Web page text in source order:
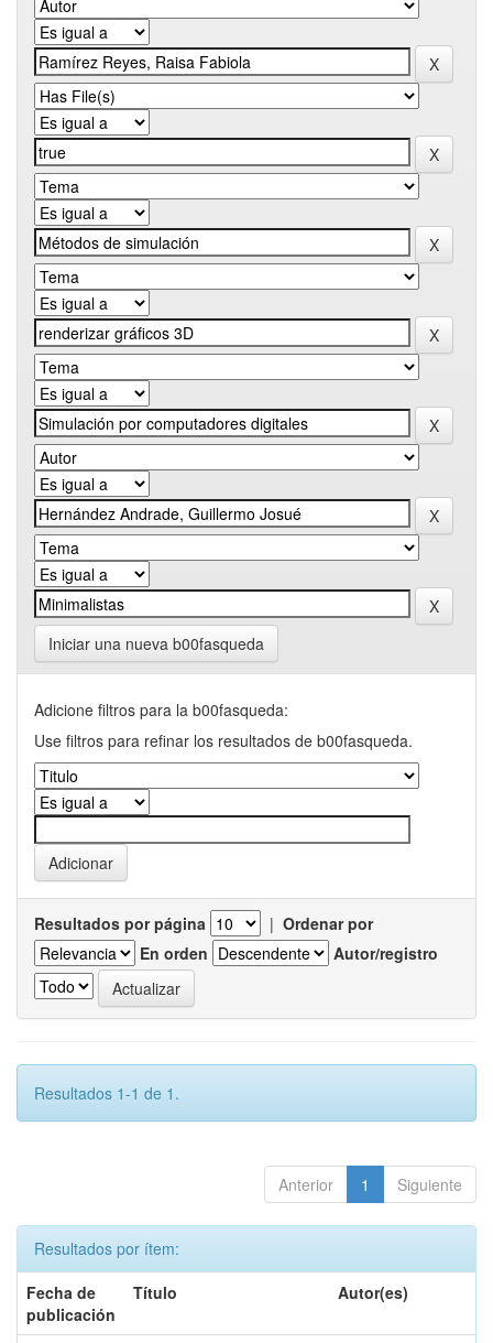
Iniciar una nueva b00fasqueda
Adicione filtros para la b00fasqueda:
Use filtros para refinar los resultados de b00fasqueda.
Resultados por página | Ordenar por
En orden
Autor/registro
Resultados 1-1 de 1.
Anterior 1 Siguiente
Resultados por ítem:
Fecha de
publicación
Título Autor(es)